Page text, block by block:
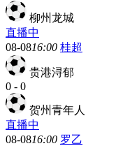
柳州龙城
直播中
08-0816:00 桂超
贵港浔郁
0 - 0
贺州青年人
直播中
08-0816:00 罗乙